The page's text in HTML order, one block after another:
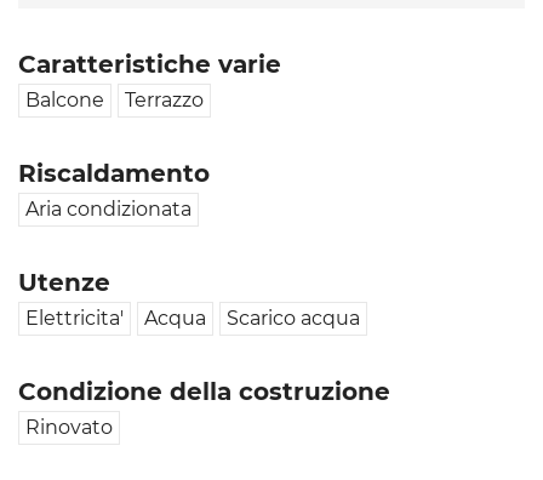
Caratteristiche varie
Balcone Terrazzo
Riscaldamento
Aria condizionata
Utenze
Elettricita' Acqua Scarico acqua
Condizione della costruzione
Rinovato